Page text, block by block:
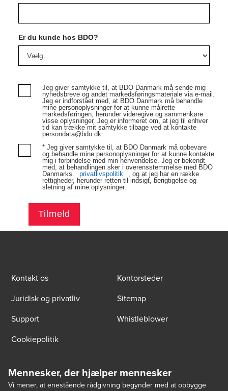
Er du kunde hos BDO?
Jeg giver samtykke til, at BDO Danmark må sende mig
nyhedsbreve og andet markedsføringsmateriale via e-mail.
Jeg er indforstået med, at BDO Danmark må behandle
mine personoplysninger for at kunne målrette
markedsføringen, herunder videregive og sammenkøre
visse oplysninger. Jeg er informeret om, at jeg til enhver
tid kan trække mit samtykke tilbage ved at kontakte
persondata@bdo.dk.
* Jeg giver samtykke til, at BDO Danmark må opbevare
og behandle mine personoplysninger for at kunne kontakte
mig i forbindelse med min henvendelse. Jeg er bekendt
med, at behandlingen sker i overensstemmelse med BDO
Danmarks
privatlivspolitik
, og at jeg har en række
rettigheder, herunder retten til indsigt, berigtigelse og
sletning af mine oplysninger.
Tilmeld
Kontakt os
Kontorsteder
Juridisk og privatliv
Sitemap
Support
Whistleblower
Cookiepolitik
Mennesker, der hjælper mennesker
Vi mener, at enestående rådgivning begynder med at opbygge